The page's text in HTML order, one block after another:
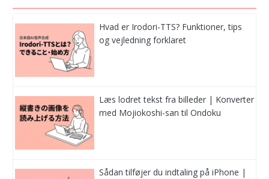
Hvad er Irodori-TTS? Funktioner, tips
og vejledning forklaret
Læs lodret tekst fra billeder | Konverter
med Mojiokoshi-san til Ondoku
Sådan tilføjer du indtaling på iPhone |